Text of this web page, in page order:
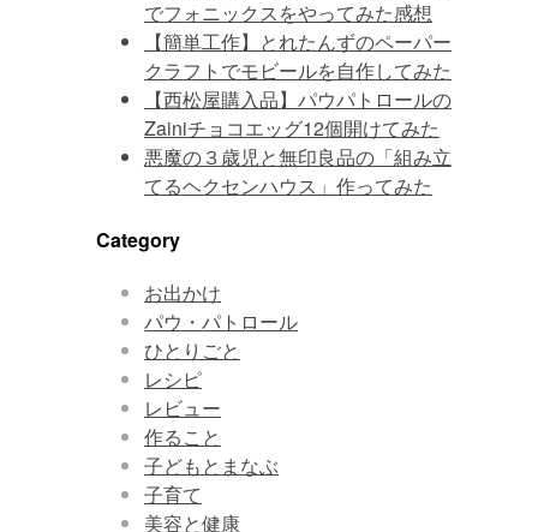
でフォニックスをやってみた感想
【簡単工作】とれたんずのペーパー
クラフトでモビールを自作してみた
【西松屋購入品】パウパトロールの
Zainiチョコエッグ12個開けてみた
悪魔の３歳児と無印良品の「組み立
てるヘクセンハウス」作ってみた
Category
お出かけ
パウ・パトロール
ひとりごと
レシピ
レビュー
作ること
子どもとまなぶ
子育て
美容と健康